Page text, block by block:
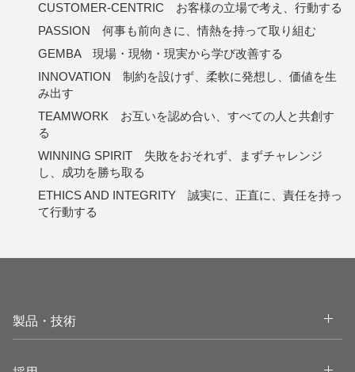
CUSTOMER-CENTRIC お客様の立場で考え、行動する
PASSION 何事も前向きに、情熱を持って取り組む
GEMBA 現場・現物・現実から学び改善する
INNOVATION 制約を設けず、柔軟に発想し、価値を生
み出す
TEAMWORK お互いを認め合い、すべての人と共創す
る
WINNING SPIRIT 失敗をおそれず、まずチャレンジ
し、成功を勝ち取る
ETHICS AND INTEGRITY 誠実に、正直に、責任を持っ
て行動する
製品・技術Open